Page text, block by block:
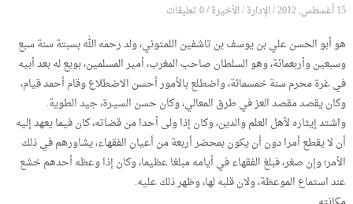
15 أغسطس, 2012 /الإدارة/الأخيرة/0 تعليقات
هو أبو الحسن علي بن يوسف بن تاشفين اللمتوني، ولد رحمه الله بسبتة سنة سبع
وسبعين وأربعمائة، وهو السلطان صاحب المغرب، أمير المسلمين، بويع له بعد أبيه
في غرة محرم سنة خمسمائة، واضطلع بالأمور أحسن الاضطلاع وقام أحمد قيام،
وكان يقصد مقصد العز في طرق المعالي، وكان حسن السيـرة، جيد الطوية.
واشتد إيثاره لأهل العلم والدين، وكان إذا ولى أحدا من قضاته، كان فيما يعهد إليه
أن لا يقطع أمرا دون أن يكون بمحضر أربعة من أعيان الفقهاء، يشاورهم في ذلك
الأمر؛ وإن صغر، فبلغ الفقهاء في أيامه مبلغا عظيما، وكان إذا وعظه أحدهم خشع
عند استماع الموعظة، ولان قلبه لها، وظهر ذلك عليه.